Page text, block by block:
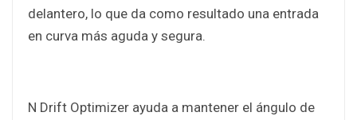
delantero, lo que da como resultado una entrada
en curva más aguda y segura.
N Drift Optimizer ayuda a mantener el ángulo de